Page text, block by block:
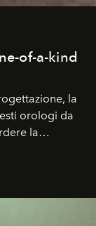
of-a-kind
la
orologi da
la